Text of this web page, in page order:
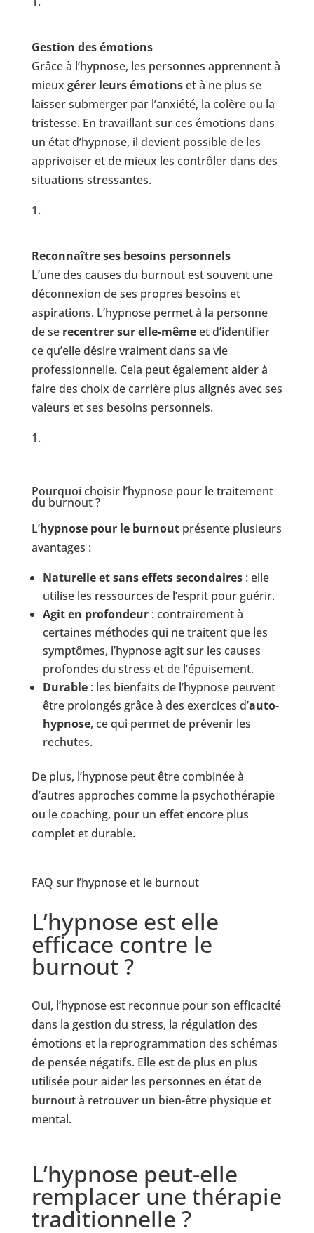
Gestion des émotions
Grâce à l’hypnose, les personnes apprennent à
mieux gérer leurs émotionset à ne plus se
laisser submerger par l’anxiété, la colère ou la
tristesse. En travaillant sur ces émotions dans
un état d’hypnose, il devient possible de les
apprivoiser et de mieux les contrôler dans des
situations stressantes.
Reconnaître ses besoins personnels
L’une des causes du burnout est souvent une
déconnexion de ses propres besoins et
aspirations. L’hypnose permet à la personne
de se recentrer sur elle-mêmeet d’identifier
ce qu’elle désire vraiment dans sa vie
professionnelle. Cela peut également aider à
faire des choix de carrière plus alignés avec ses
valeurs et ses besoins personnels.
Pourquoi choisir l’hypnose pour le traitement
du burnout ?
L’hypnose pour le burnoutprésente plusieurs
avantages :
Naturelle et sans effets secondaires: elle
utilise les ressources de l’esprit pour guérir.
Agit en profondeur: contrairement à
certaines méthodes qui ne traitent que les
symptômes, l’hypnose agit sur les causes
profondes du stress et de l’épuisement.
Durable: les bienfaits de l’hypnose peuvent
être prolongés grâce à des exercices d’auto-
hypnose, ce qui permet de prévenir les
rechutes.
De plus, l’hypnose peut être combinée à
d’autres approches comme la psychothérapie
ou le coaching, pour un effet encore plus
complet et durable.
FAQ sur l’hypnose et le burnout
L’hypnose est elle
efficace contre le
burnout ?
Oui, l’hypnose est reconnue pour son efficacité
dans la gestion du stress, la régulation des
émotions et la reprogrammation des schémas
de pensée négatifs. Elle est de plus en plus
utilisée pour aider les personnes en état de
burnout à retrouver un bien-être physique et
mental.
L’hypnose peut-elle
remplacer une thérapie
traditionnelle ?